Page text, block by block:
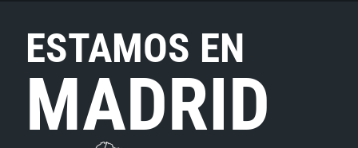
ESTAMOS EN
MADRID